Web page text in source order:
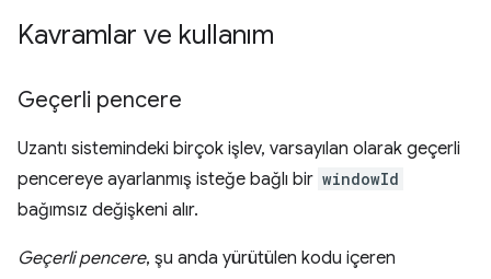
Kavramlar ve kullanım
Geçerli pencere
Uzantı sistemindeki birçok işlev, varsayılan olarak geçerli
pencereye ayarlanmış isteğe bağlı bir windowId
bağımsız değişkeni alır.
Geçerli pencere, şu anda yürütülen kodu içeren